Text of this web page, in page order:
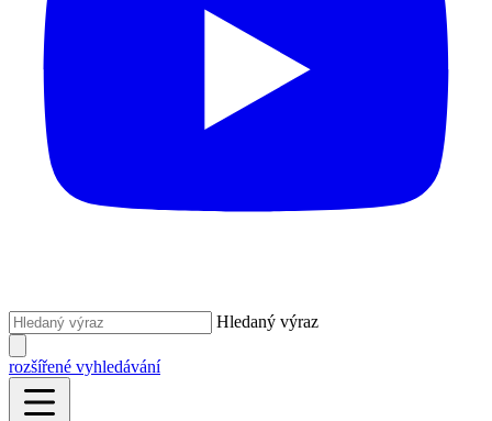
Hledaný výraz
rozšířené vyhledávání